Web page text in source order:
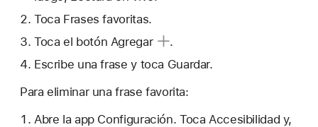
Toca Frases favoritas.
Tocael botón Agregar
.
Escribe una frase y toca Guardar.
Para eliminar una frase favorita:
Abre la app Configuración. Toca Accesibilidad y,